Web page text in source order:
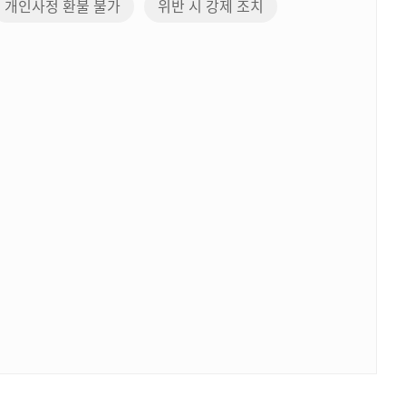
개인사정 환불 불가
위반 시 강제 조치